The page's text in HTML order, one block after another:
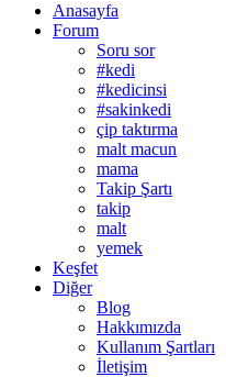
Anasayfa
Forum
Soru sor
#kedi
#kedicinsi
#sakinkedi
çip taktırma
malt macun
mama
Takip Şartı
takip
malt
yemek
Keşfet
Diğer
Blog
Hakkımızda
Kullanım Şartları
İletişim